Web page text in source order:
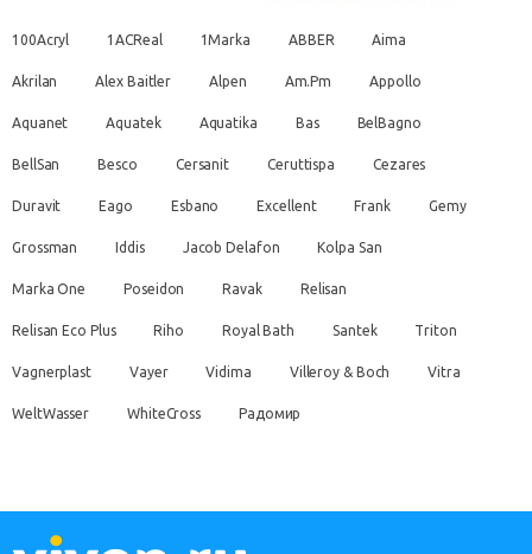
100Acryl 1ACReal 1Marka ABBER Aima
Akrilan Alex Baitler Alpen Am.Pm Appollo
Aquanet Aquatek Aquatika Bas BelBagno
BellSan Besco Cersanit Ceruttispa Cezares
Duravit Eago Esbano Excellent Frank Gemy
Grossman Iddis Jacob Delafon Kolpa San
Marka One Poseidon Ravak Relisan
Relisan Eco Plus Riho Royal Bath Santek Triton
Vagnerplast Vayer Vidima Villeroy & Boch Vitra
WeltWasser WhiteCross Радомир